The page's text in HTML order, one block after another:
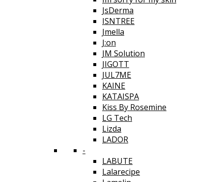
JsDerma
ISNTREE
Jmella
J:on
JM Solution
JIGOTT
JUL7ME
KAINE
KATAISPA
Kiss By Rosemine
LG Tech
Lizda
LADOR
-
LABUTE
Lalarecipe